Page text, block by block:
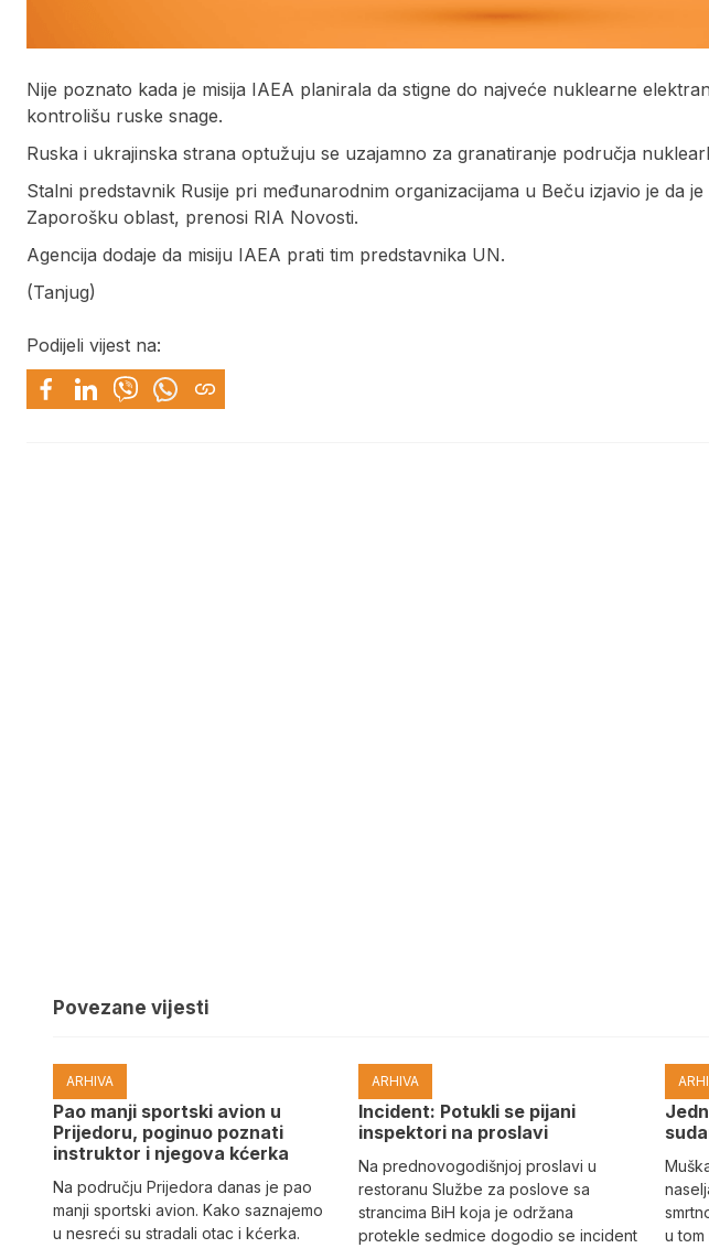
Nije poznato kada je misija IAEA planirala da stigne do najveće nuklearne
kontrolišu ruske snage.
Ruska i ukrajinska strana optužuju se uzajamno za granatiranje područja
Stalni predstavnik Rusije pri međunarodnim organizacijama u Beču izjavio je da
Zaporošku oblast, prenosi RIA Novosti.
Agencija dodaje da misiju IAEA prati tim predstavnika UN.
(Tanjug)
Podijeli vijest na:
Povezane vijesti
ARHIVA
Pao manji sportski avion u
Prijedoru, poginuo poznati
instruktor i njegova kćerka
Na području Prijedora danas je pao
manji sportski avion. Kako saznajemo
u nesreći su stradali otac i kćerka.
ARHIVA
Incident: Potukli se pijani
inspektori na proslavi
Na prednovogodišnjoj proslavi u
restoranu Službe za poslove sa
strancima BiH koja je održana
protekle sedmice dogodio se incident
u